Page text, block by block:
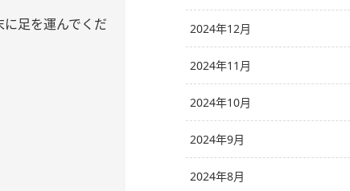
足を運んでくだ
2024年12月
2024年11月
2024年10月
2024年9月
2024年8月